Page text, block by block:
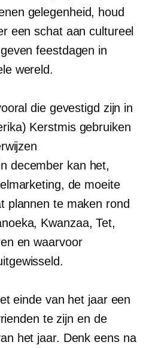
gelegenheid, houd
een schat aan cultureel
feestdagen in
wereld.
die gevestigd zijn in
Kerstmis gebruiken
december kan het,
de moeite
plannen te maken rond
Kwanzaa, Tet,
en waarvoor
einde van het jaar een
te zijn en de
het jaar. Denk eens na